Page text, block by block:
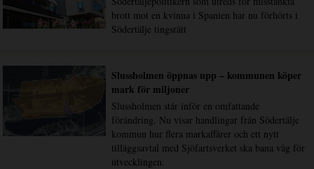
brott mot en kvinna i Spanien har nu förhörts i
Södertälje tingsrätt
Slussholmen öppnas upp – kommunen köper
mark för miljoner
Slussholmen står inför en omfattande
förändring. Nu visar handlingar från Södertälje
kommun hur flera markaffärer och ett nytt
tilläggsavtal med Sjöfartsverket ska bana väg för
utvecklingen.